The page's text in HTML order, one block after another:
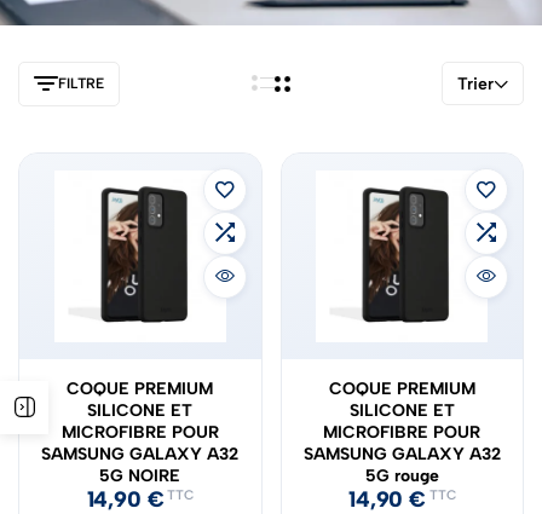
FILTRE Trier
COQUE PREMIUM
SILICONE ET
MICROFIBRE POUR
SAMSUNG GALAXY A32
5G NOIRE
14,90 € TTC
COQUE PREMIUM
SILICONE ET
MICROFIBRE POUR
SAMSUNG GALAXY A32
5G rouge
14,90€ TTC